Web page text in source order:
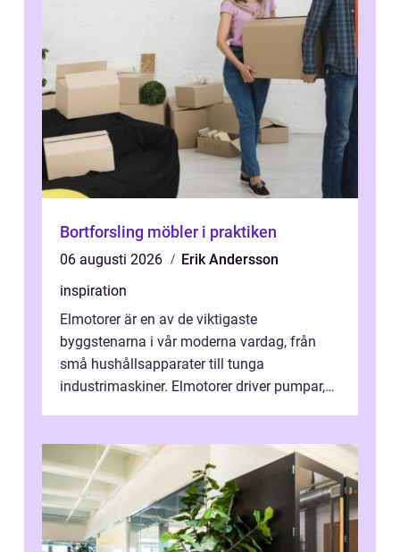
Bortforsling möbler i praktiken
06 augusti 2026
Erik Andersson
inspiration
Elmotorer är en av de viktigaste
byggstenarna i vår moderna vardag, från
små hushållsapparater till tunga
industrimaskiner. Elmotorer driver pumpar,